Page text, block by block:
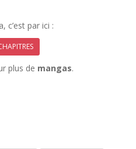
c’est par ici :
plus de mangas.